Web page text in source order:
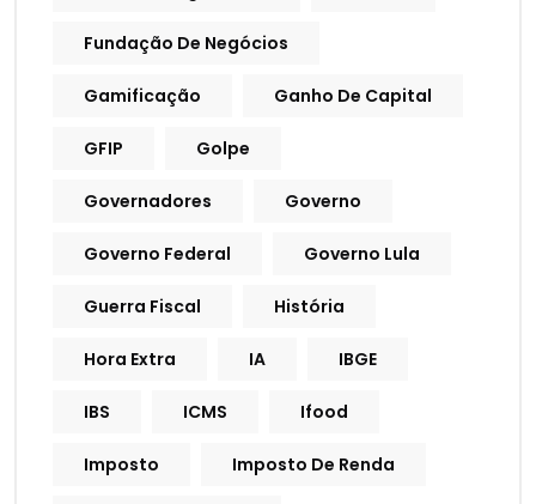
Fundação De Negócios
Gamificação Ganho De Capital
GFIP Golpe
Governadores Governo
Governo Federal Governo Lula
Guerra Fiscal História
Hora Extra IA IBGE
IBS ICMS Ifood
Imposto Imposto De Renda